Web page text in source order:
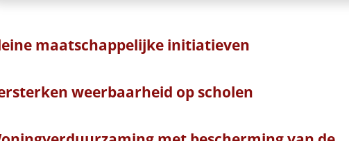
maatschappelijke initiatieven
weerbaarheid op scholen